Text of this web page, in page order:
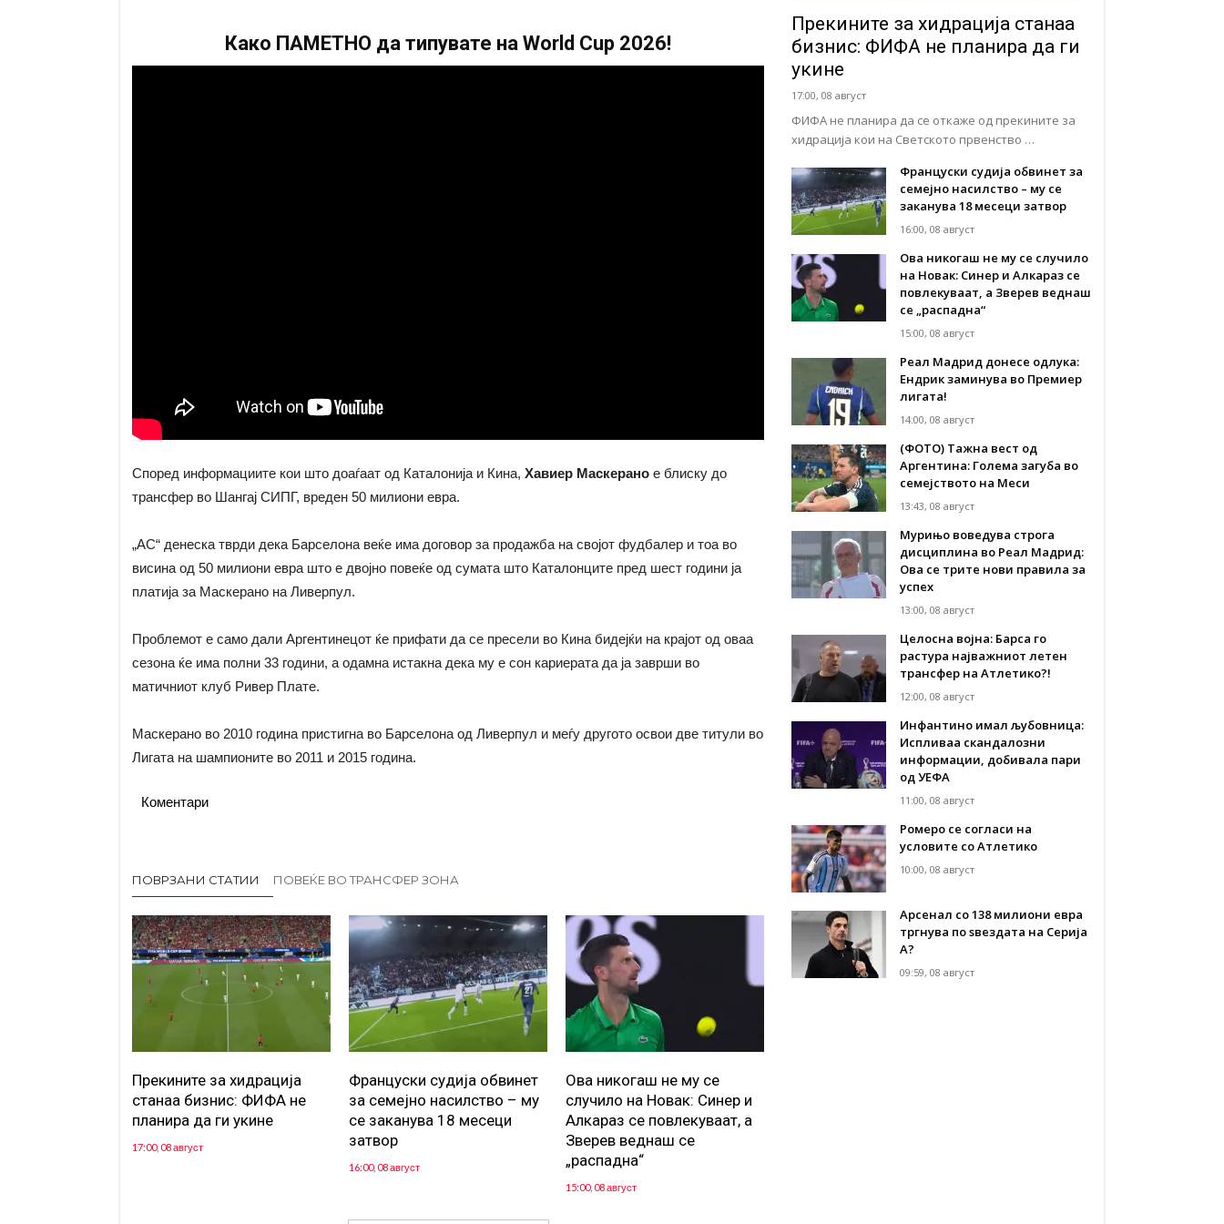
Како ПАМЕТНО да типувате на World Cup 2026!
Според информациите кои што доаѓаат од Каталонија и Кина, Хавиер Маскераное блиску до
трансфер во Шангај СИПГ, вреден 50 милиони евра.
„АС“ денеска тврди дека Барселона веќе има договор за продажба на својот фудбалер и тоа во
висина од 50 милиони евра што е двојно повеќе од сумата што Каталонците пред шест години ја
платија за Маскерано на Ливерпул.
Проблемот е само дали Аргентинецот ќе прифати да се пресели во Кина бидејќи на крајот од оваа
сезона ќе има полни 33 години, а одамна истакна дека му е сон кариерата да ја заврши во
матичниот клуб Ривер Плате.
Маскерано во 2010 година пристигна во Барселона од Ливерпул и меѓу другото освои две титули во
Лигата на шампионите во 2011 и 2015 година.
Коментари
ПОВРЗАНИ СТАТИИ ПОВЕЌЕ ВО ТРАНСФЕР ЗОНА
Прекините за хидрација
станаа бизнис: ФИФА не
планира да ги укине
17:00, 08 август
Француски судија обвинет
за семејно насилство – му
се заканува 18 месеци
затвор
16:00, 08 август
Ова никогаш не му се
случило на Новак: Синер и
Алкараз се повлекуваат, а
Зверев веднаш се
„распадна“
15:00, 08 август
Прекините за хидрација станаа
бизнис: ФИФА не планира да ги
укине
17:00, 08 август
ФИФА не планира да се откаже од прекините за
хидрација кои на Светското првенство …
Француски судија обвинет за
семејно насилство – му се
заканува 18 месеци затвор
16:00, 08 август
Ова никогаш не му се случило
на Новак: Синер и Алкараз се
повлекуваат, а Зверев веднаш
се „распадна“
15:00, 08 август
Реал Мадрид донесе одлука:
Eндрик заминува во Премиер
лигата!
14:00, 08 август
(ФОТО) Тажна вест од
Аргентина: Голема загуба во
семејството на Меси
13:43, 08 август
Мурињо воведува строга
дисциплина во Реал Мадрид:
Ова се трите нови правила за
успех
13:00, 08 август
Целосна војна: Барса го
растура најважниот летен
трансфер на Атлетико?!
12:00, 08 август
Инфантино имал љубовница:
Испливаа скандалозни
информации, добивала пари
од УЕФА
11:00, 08 август
Ромеро се согласи на
условите со Атлетико
10:00, 08 август
Арсенал со 138 милиони евра
тргнува по ѕвездата на Серија
А?
09:59, 08 август